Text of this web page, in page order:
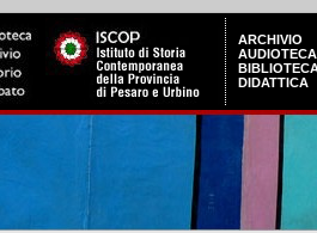
ARCHIVIO
AUDIOTECA
DIDATTICA